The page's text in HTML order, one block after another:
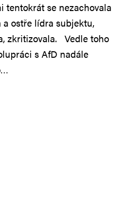
tentokrát se nezachovala
ostře lídra subjektu,
zkritizovala. Vedle toho
s AfD nadále